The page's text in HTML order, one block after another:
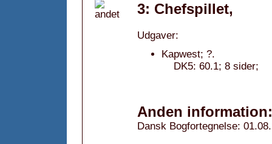
3: Chefspillet,
Udgaver:
Kapwest; ?.
DK5: 60.1; 8 sider;
Anden information:
Dansk Bogfortegnelse: